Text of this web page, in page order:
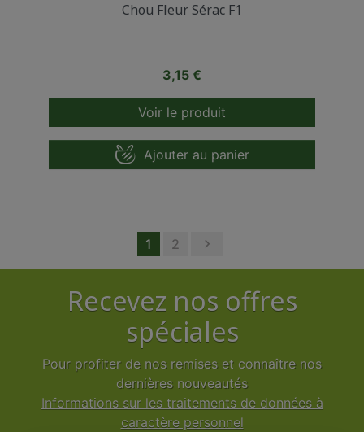
Chou Fleur Sérac F1
Prix
3,15 €
Voir le produit
Ajouter au panier
1 2 Suivant

Recevez nos offres
spéciales
Pour profiter de nos remises et connaître nos
dernières nouveautés
Informations sur les traitements de données à
caractère personnel